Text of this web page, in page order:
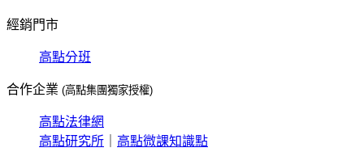
經銷門市
高點分班
合作企業 (高點集團獨家授權)
高點法律網
高點研究所
高點微課知識點